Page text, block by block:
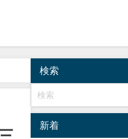
検索
新着